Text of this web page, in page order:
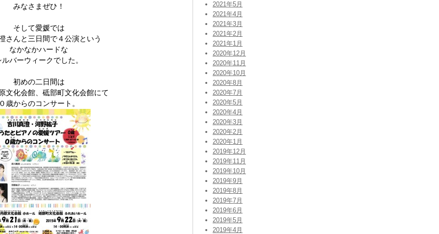
みなさまぜひ！
そして愛媛では
さんと三日間で４公演という
なかなかハードな
ルバーウィークでした。
初めの二日間は
文化会館、砥部町文化会館にて
歳からのコンサート。
2021年5月
2021年4月
2021年3月
2021年2月
2021年1月
2020年12月
2020年11月
2020年10月
2020年8月
2020年7月
2020年5月
2020年4月
2020年3月
2020年2月
2020年1月
2019年12月
2019年11月
2019年10月
2019年9月
2019年8月
2019年7月
2019年6月
2019年5月
2019年4月